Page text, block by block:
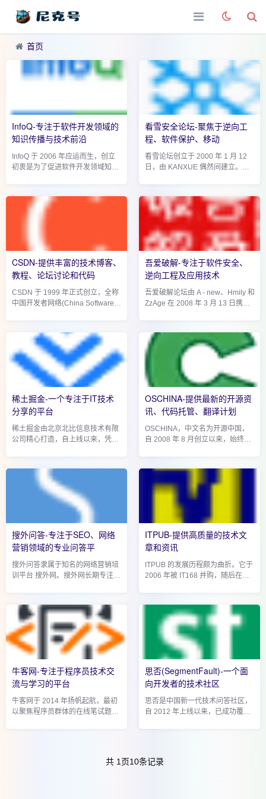
首页
InfoQ-专注于软件开发领域的
知识传播与技术前沿
InfoQ 于 2006 年应运而生，创立
初衷是为了促进软件开发领域知识
中文站也于 2007 年 3 月 28 日紧
跟步伐开启征程。经过多年的...
看雪安全论坛-聚焦于逆向工
程、软件保护、移动
看雪论坛创立于 2000 年 1 月 12
日，由 KANXUE 偶然间建立。其
雪，便取了 看雪 这个名字，论坛
主页名称也由此而来。创立之...
CSDN-提供丰富的技术博客、
教程、论坛讨论和代码
CSDN 于 1999 年正式创立，全称
中国开发者网络(China Software
技术论坛，发展成为涵盖社区交
流、知识分享、人才服务、企业
赋...
吾爱破解-专注于软件安全、
逆向工程及应用技术
吾爱破解论坛由 A - new、Hmily 和
ZzAge 在 2008 年 3 月 13 日携手
意、软件质量参差不齐，而吾爱破
解宛如一股清流，致力于...
稀土掘金-一个专注于IT技术
分享的平台
稀土掘金由北京北比信息技术有限
公司精心打造，自上线以来，凭借
着强大的发展脉络，创始人阴明毕
业于香港中文...
OSCHINA-提供最新的开源资
讯、代码托管、翻译计划
OSCHINA，中文名为开源中国，
自 2008 年 8 月创立以来，始终秉
与沉淀，它已构建起一个全面且完
善的生态体系，为开发...
搜外问答-专注于SEO、网络
营销领域的专业问答平
搜外问答隶属于知名的网络营销培
训平台 搜外网。搜外网长期专注于
搜外问答的发展奠定了坚实基础。
搜外问答依托搜...
ITPUB-提供高质量的技术文
章和资讯
ITPUB 的发展历程颇为曲折。它于
2006 年被 IT168 并购，随后在
拓传媒实力强劲，旗下坐拥
IT168、泡泡网、汽车之家、二手...
牛客网-专注于程序员技术交
流与学习的平台
牛客网于 2014 年扬帆起航，最初
以聚焦程序员群体的在线笔试题库
思否(SegmentFault)-一个面
向开发者的技术社区
思否是中国新一代技术问答社区，
自 2012 年上线以来，已成功覆盖
共 1 页10条记录